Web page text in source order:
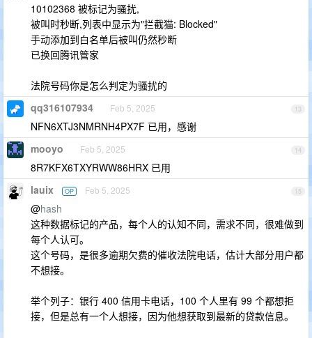
10102368 被标记为骚扰,
被叫时秒断,列表中显示为"拦截猫: Blocked"
手动添加到白名单后被叫仍然秒断
已换回腾讯管家
法院号码你是怎么判定为骚扰的
13
qq316107934 Feb 5, 2025
NFN6XTJ3NMRNH4PX7F 已用，感谢
14
mooyo Feb 5, 2025
8R7KFX6TXYRWW86HRX 已用
15
lauix OP Feb 5, 2025
@hash
这种数据标记的产品，每个人的认知不同，需求不同，很难做到
每个人认可。
这个号码，是很多逾期欠费的催收法院电话，估计大部分用户都
不想接。
举个列子：银行 400 信用卡电话，100 个人里有 99 个都想拒
接，但是总有一个人想接，因为他想获取到最新的贷款信息。